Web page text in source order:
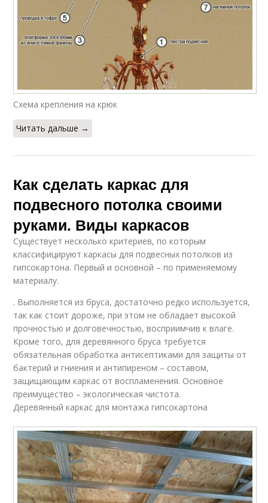
Схема крепления на крюк
Читать дальше →
Как сделать каркас для
подвесного потолка своими
руками. Виды каркасов
Существует несколько критериев, по которым
классифицируют каркасы для подвесных потолков из
гипсокартона. Первый и основной – по применяемому
материалу.
. Выполняется из бруса, достаточно редко используется,
так как стоит дороже, при этом не обладает высокой
прочностью и долговечностью, восприимчив к влаге.
Кроме того, для деревянного бруса требуется
обязательная обработка антисептиками для защиты от
бактерий и гниения и антипиреном – составом,
защищающим каркас от воспламенения. Основное
преимущество – экологическая чистота.
Деревянный каркас для монтажа гипсокартона